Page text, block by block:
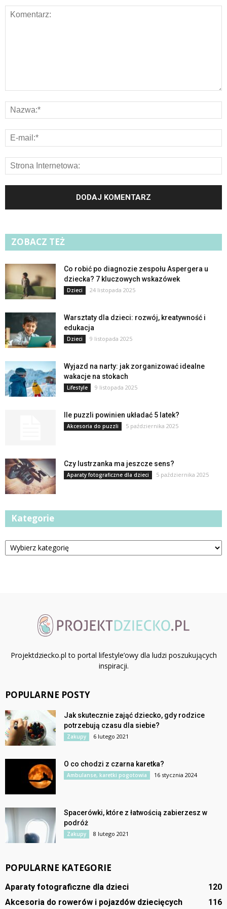
ZOBACZ TEŻ
Co robić po diagnozie zespołu Aspergera u
dziecka? 7 kluczowych wskazówek
Dzieci 24 listopada 2025
Warsztaty dla dzieci: rozwój, kreatywność i
edukacja
Dzieci 9 listopada 2025
Wyjazd na narty: jak zorganizować idealne
wakacje na stokach
Lifestyle 9 listopada 2025
Ile puzzli powinien układać 5 latek?
Akcesoria do puzzli 5 października 2025
Czy lustrzanka ma jeszcze sens?
Aparaty fotograficzne dla dzieci 5 października 2025
Kategorie
Kategorie
Projektdziecko.pl to portal lifestyle’owy dla ludzi poszukujących
inspiracji.
POPULARNE POSTY
Jak skutecznie zająć dziecko, gdy rodzice
potrzebują czasu dla siebie?
Zakupy 6 lutego 2021
O co chodzi z czarna karetka?
Ambulanse, karetki pogotowia 16 stycznia 2024
Spacerówki, które z łatwością zabierzesz w
podróż
Zakupy 8 lutego 2021
POPULARNE KATEGORIE
Aparaty fotograficzne dla dzieci
120
Akcesoria do rowerów i pojazdów dziecięcych
116